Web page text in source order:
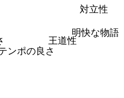
対立性
明快な物語
王道性
ンポの良さ